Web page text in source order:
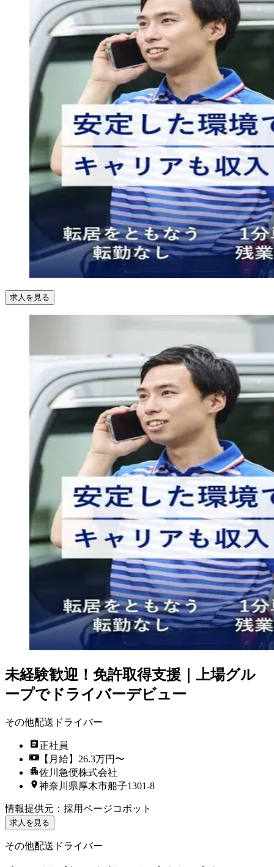
求人を見る
未経験歓迎！免許取得支援｜上場グル
ープでドライバーデビュー
その他配送ドライバー
正社員
【月給】26.3万円〜
佐川急便株式会社
神奈川県厚木市船子1301-8
情報提供元 ： 採用ページコボット
求人を見る
その他配送ドライバー